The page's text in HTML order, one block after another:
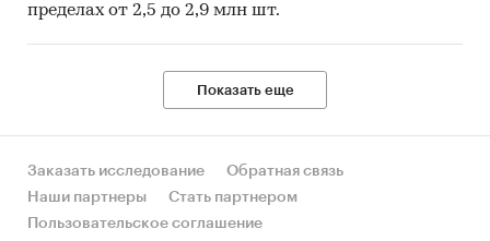
пределах от 2,5 до 2,9 млн шт.
Показать еще
Заказать исследование
Обратная связь
Наши партнеры
Стать партнером
Пользовательское соглашение